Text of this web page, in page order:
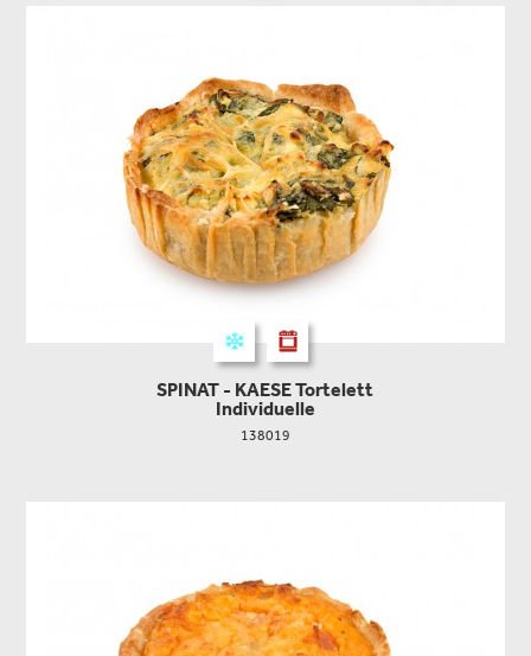
SPINAT - KAESE Tortelett
Individuelle
138019